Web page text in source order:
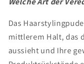
Das
mittlerem Halt, das
aussieht und Ihre